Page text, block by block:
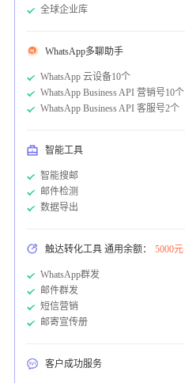
全球企业库
WhatsApp多聊助手
WhatsApp 云设备10个
WhatsApp Business API 营销号10个
WhatsApp Business API 客服号2个
智能工具
智能搜邮
邮件检测
数据导出
触达转化工具 通用余额： 5000元
WhatsApp群发
邮件群发
短信营销
邮寄宣传册
客户成功服务